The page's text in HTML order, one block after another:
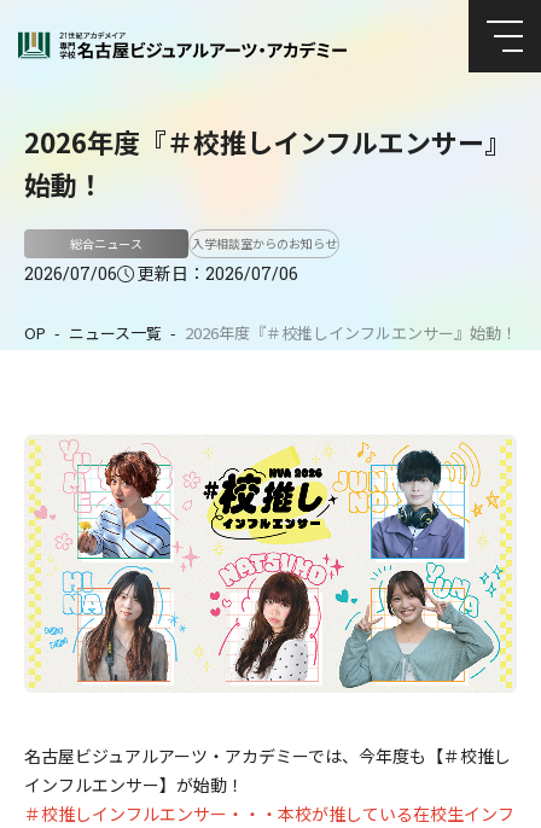
2026年度『＃校推しインフルエンサー』
始動！
総合ニュース 入学相談室からのお知らせ
2026/07/06 更新日： 2026/07/06
TOP ニュース一覧 2026年度『＃校推しインフルエンサー』始動！
名古屋ビジュアルアーツ・アカデミーでは、今年度も【＃校推し
インフルエンサー】が始動！
＃校推しインフルエンサー・・・本校が推している在校生インフ